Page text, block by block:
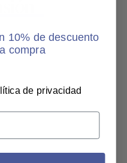
10% de descuento
compra
de privacidad